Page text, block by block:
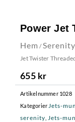
Power Jet
Hem /Serenity
Jet Twister
655 kr
Artikelnummer 1028
Kategorier Jets-
serenity Jets-